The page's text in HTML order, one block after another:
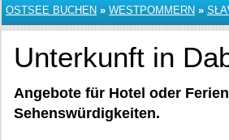
OSTSEE BUCHEN » WESTPOMMERN »
Unterkunft in
Angebote für Hotel oder
Sehenswürdigkeiten.